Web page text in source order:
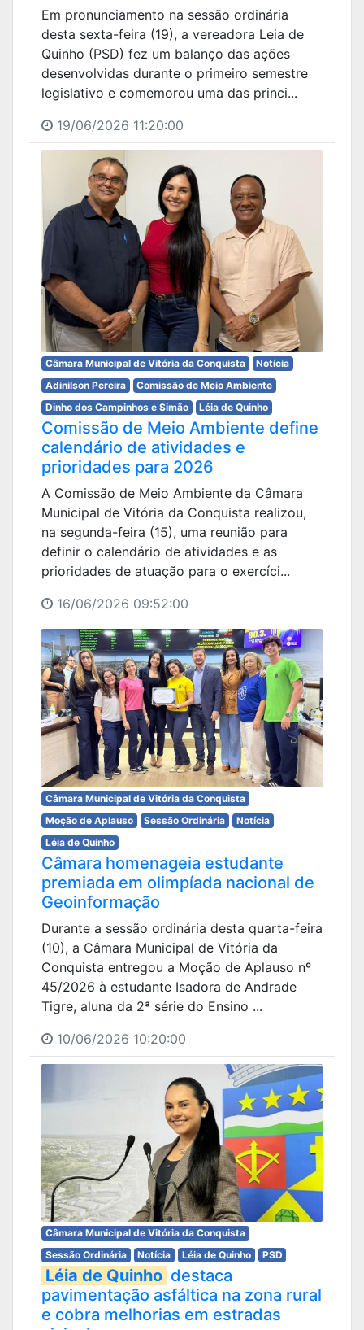
Em pronunciamento na sessão ordinária
desta sexta-feira (19), a vereadora Leia de
Quinho (PSD) fez um balanço das ações
desenvolvidas durante o primeiro semestre
legislativo e comemorou uma das princi...
19/06/2026 11:20:00
Câmara Municipal de Vitória da Conquista
Notícia
Adinilson Pereira
Comissão de Meio Ambiente
Dinho dos Campinhos e Simão
Léia de Quinho
Comissão de Meio Ambiente define
calendário de atividades e
prioridades para 2026
A Comissão de Meio Ambiente da Câmara
Municipal de Vitória da Conquista realizou,
na segunda-feira (15), uma reunião para
definir o calendário de atividades e as
prioridades de atuação para o exercíci...
16/06/2026 09:52:00
Câmara Municipal de Vitória da Conquista
Moção de Aplauso
Sessão Ordinária
Notícia
Léia de Quinho
Câmara homenageia estudante
premiada em olimpíada nacional de
Geoinformação
Durante a sessão ordinária desta quarta-feira
(10), a Câmara Municipal de Vitória da
Conquista entregou a Moção de Aplauso nº
45/2026 à estudante Isadora de Andrade
Tigre, aluna da 2ª série do Ensino ...
10/06/2026 10:20:00
Câmara Municipal de Vitória da Conquista
Sessão Ordinária
Notícia Léia de Quinho PSD
Léia de Quinho destaca
pavimentação asfáltica na zona rural
e cobra melhorias em estradas